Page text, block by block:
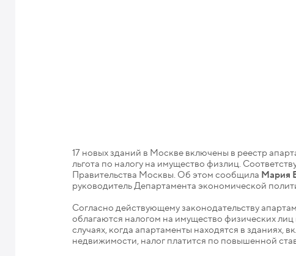
17 новых зданий в Москве включены в реестр
льгота по налогу на имущество физлиц.
Правительства Москвы. Об этом сообщила Мария
руководитель Департамента экономической
Согласно действующему законодательству
облагаются налогом на имущество физических
случаях, когда апартаменты находятся в
недвижимости, налог платится по повышенной